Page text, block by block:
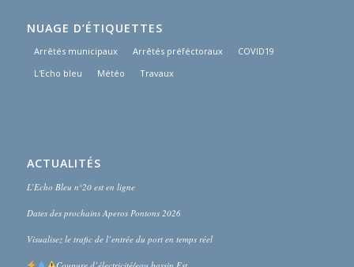
NUAGE D’ÉTIQUETTES
Arrêtés municipaux Arrêtés préféctoraux
COVID19
L'Echo bleu
Météo Travaux
ACTUALITÉS
L’Echo Bleu n°20 est en ligne
Dates des prochains Aperos Pontons 2026
Visualisez le trafic de l’entrée du port en temps réel